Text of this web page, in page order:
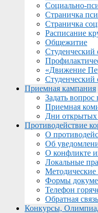
Социально-
Страничка
Страничка
Расписание
Общежитие
Студенческий
«Движение
Студенческий
Приемная кампания
Задать
Приемная
Дни открытых
Противодействие
О
Об
О конфликте
Локальные
Формы
Телефон
Обратная
Конкурсы,